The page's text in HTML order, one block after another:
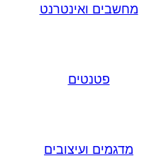
מחשבים ואינטרנט
פטנטים
מדגמים ועיצובים